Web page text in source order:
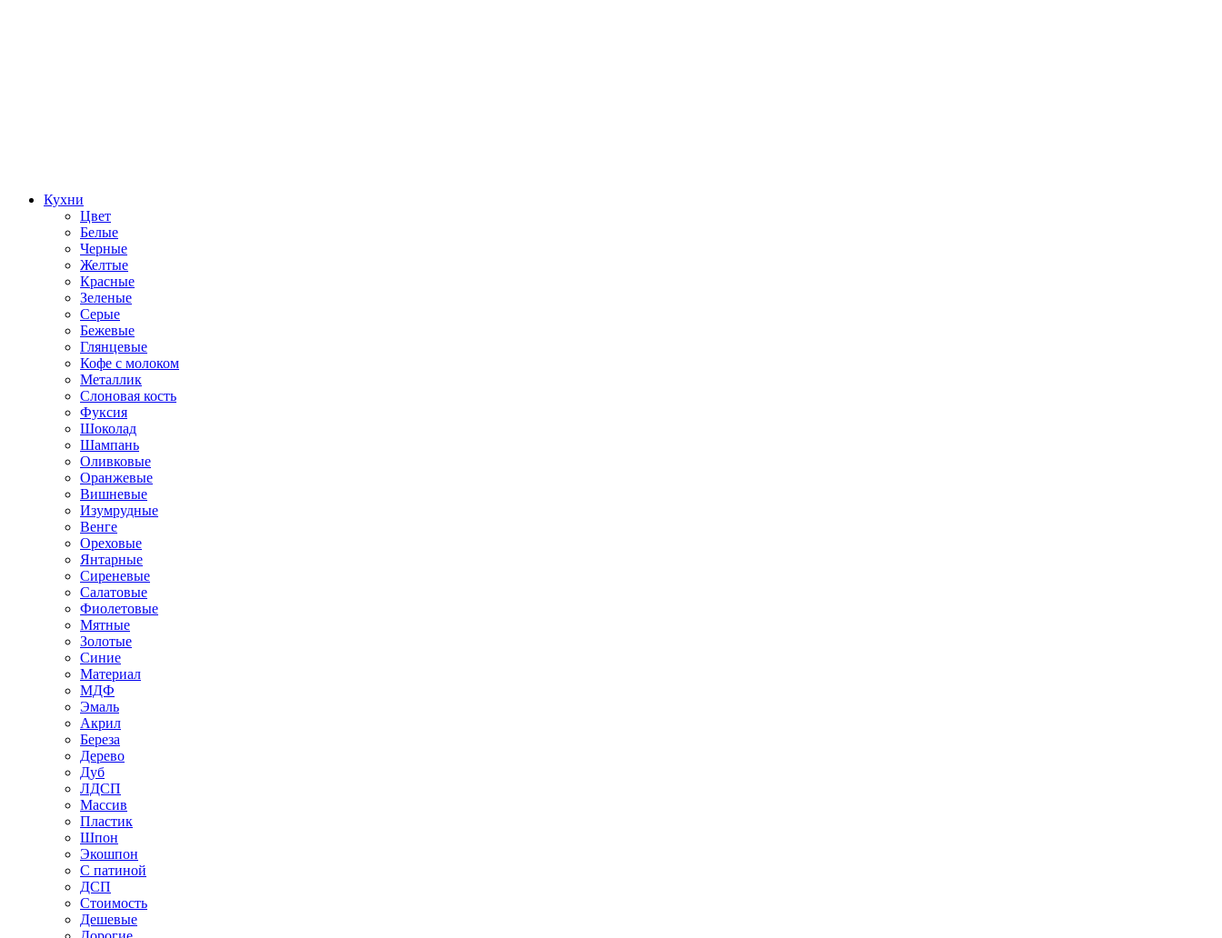
Кухни
Цвет
Белые
Черные
Желтые
Красные
Зеленые
Серые
Бежевые
Глянцевые
Кофе с молоком
Металлик
Слоновая кость
Фуксия
Шоколад
Шампань
Оливковые
Оранжевые
Вишневые
Изумрудные
Венге
Ореховые
Янтарные
Сиреневые
Салатовые
Фиолетовые
Мятные
Золотые
Синие
Материал
МДФ
Эмаль
Акрил
Береза
Дерево
Дуб
ЛДСП
Массив
Пластик
Шпон
Экошпон
С патиной
ДСП
Стоимость
Дешевые